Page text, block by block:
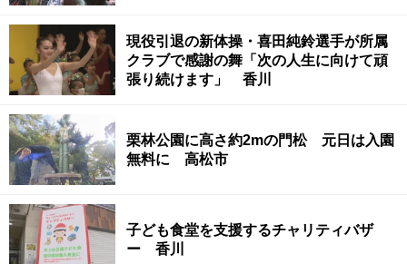
現役引退の新体操・喜田純鈴選手が所属
クラブで感謝の舞「次の人生に向けて頑
張り続けます」 香川
栗林公園に高さ約2mの門松 元日は入園
無料に 高松市
子ども食堂を支援するチャリティバザ
ー 香川